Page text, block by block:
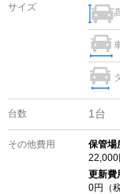
サイズ
台数 1 台
その他費用
保管場
22,000
更新費
0円（